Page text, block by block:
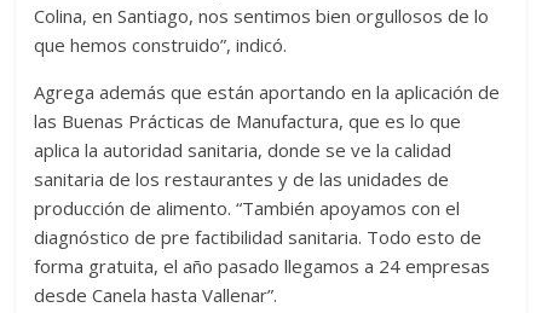
Colina, en Santiago, nos sentimos bien orgullosos de lo
que hemos construido”, indicó.
Agrega además que están aportando en la aplicación de
las Buenas Prácticas de Manufactura, que es lo que
aplica la autoridad sanitaria, donde se ve la calidad
sanitaria de los restaurantes y de las unidades de
producción de alimento. “También apoyamos con el
diagnóstico de pre factibilidad sanitaria. Todo esto de
forma gratuita, el año pasado llegamos a 24 empresas
desde Canela hasta Vallenar”.